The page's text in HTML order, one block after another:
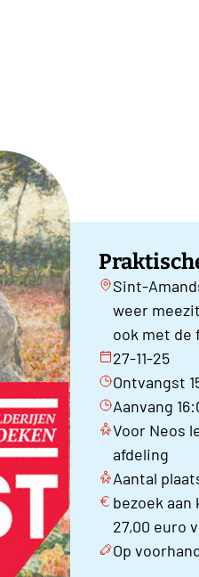
Sint-
weer
ook met de
27-11-25
Ontvangst
Aanvang
Voor Neos
afdeling
Aantal
bezoek
27,00 euro
Op